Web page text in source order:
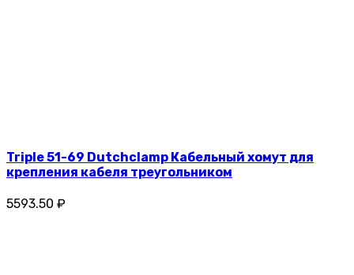
Triple 51-69 Dutchclamp Кабельный хомут для
крепления кабеля треугольником
5593.50 ₽